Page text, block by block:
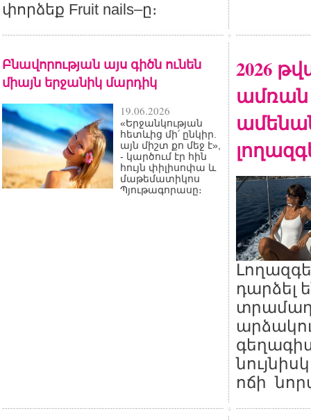
փորձեք Fruit nails–ը։
Բնավորության այս գիծն ունեն
միայն երջանիկ մարդիկ
19.06.2026
«Երջանկության
հետևից մի՛ ընկիր.
այն միշտ քո մեջ է»,
- կարծում էր հին
հույն փիլիսոփա և
մաթեմատիկոս
Պյութագորասը։
2026
ամռան
դարձել
ոճի